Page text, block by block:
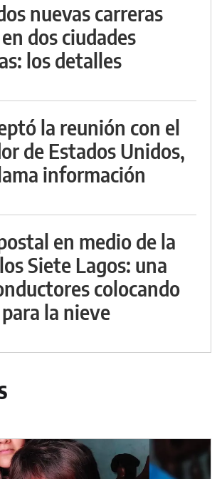
nuevas carreras
dos ciudades
los detalles
la reunión con el
de Estados Unidos,
información
en medio de la
Siete Lagos: una
colocando
la nieve